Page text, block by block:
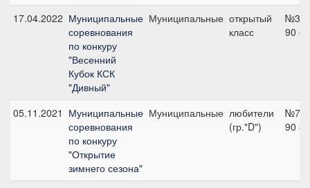
17.04.2022 Муниципальные
соревнования
по конкуру
"Весенний
Кубок КСК
"Дивный"
Муниципальные открытый
класс
№3,
90 см
05.11.2021 Муниципальные
соревнования
по конкуру
"Открытие
зимнего сезона"
Муниципальные любители
(гр."D")
№7,
90 см